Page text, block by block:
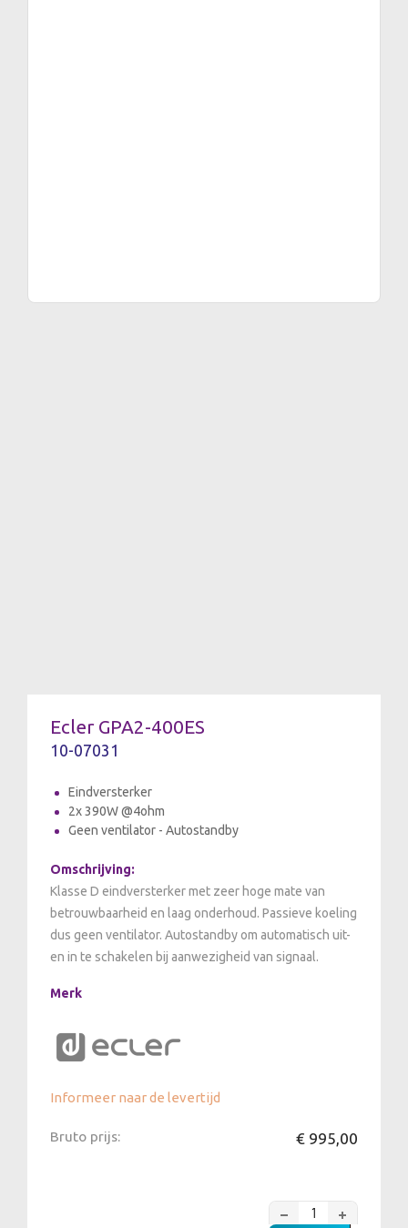
Ecler GPA2-400ES
10-07031
Eindversterker
2x 390W @4ohm
Geen ventilator - Autostandby
Omschrijving:
Klasse D eindversterker met zeer hoge mate van
betrouwbaarheid en laag onderhoud. Passieve koeling
dus geen ventilator. Autostandby om automatisch uit-
en in te schakelen bij aanwezigheid van signaal.
Merk
Informeer naar de levertijd
Bruto prijs: € 995,00